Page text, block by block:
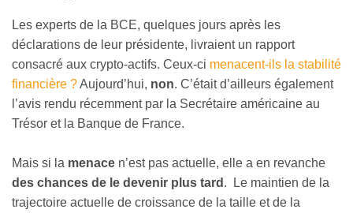
Les experts de la BCE, quelques jours après les
déclarations de leur présidente, livraient un rapport
consacré aux crypto-actifs. Ceux-ci menacent-ils la stabilité
financière ?Aujourd’hui, non. C’était d’ailleurs également
l’avis rendu récemment par la Secrétaire américaine au
Trésor et la Banque de France.
Mais si la menace n’est pas actuelle, elle a en revanche
des chances de le devenir plus tard . Le maintien de la
trajectoire actuelle de croissance de la taille et de la